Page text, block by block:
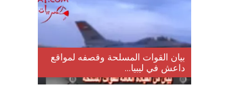
بيان القوات المسلحة وقصفه لمواقع
داعش في ليبيا...